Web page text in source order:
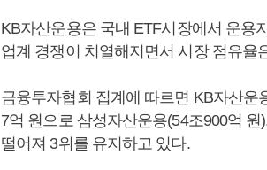
KB자산운용은 국내 ETF시장에서 운용
업계 경쟁이 치열해지면서 시장 점유율
금융투자협회 집계에 따르면 KB자산운
7억 원으로 삼성자산운용(54조900억
떨어져 3위를 유지하고 있다.